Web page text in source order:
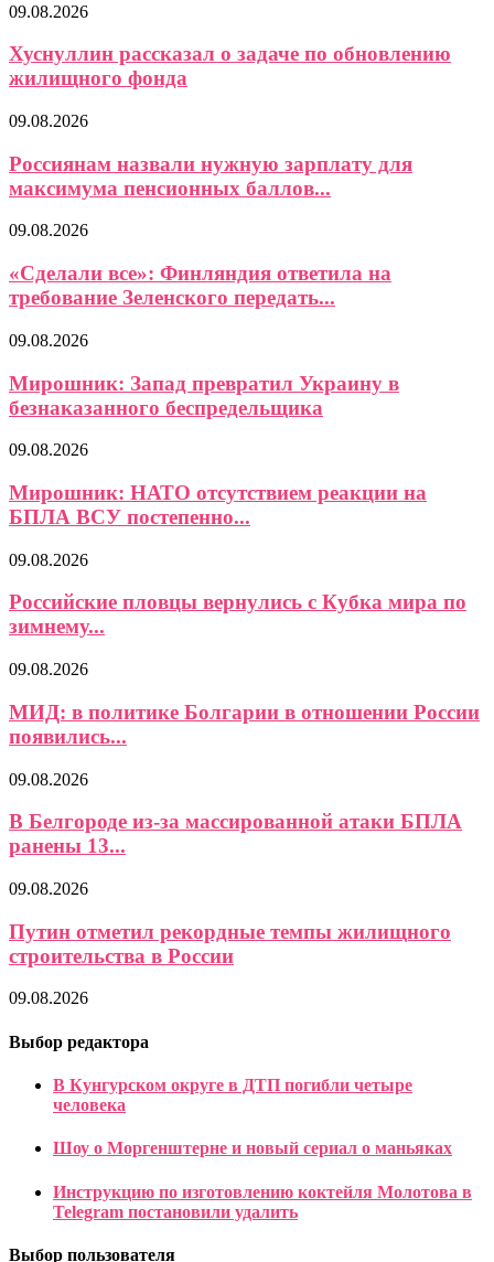
09.08.2026
Хуснуллин рассказал о задаче по обновлению
жилищного фонда
09.08.2026
Россиянам назвали нужную зарплату для
максимума пенсионных баллов...
09.08.2026
«Сделали все»: Финляндия ответила на
требование Зеленского передать...
09.08.2026
Мирошник: Запад превратил Украину в
безнаказанного беспредельщика
09.08.2026
Мирошник: НАТО отсутствием реакции на
БПЛА ВСУ постепенно...
09.08.2026
Российские пловцы вернулись с Кубка мира по
зимнему...
09.08.2026
МИД: в политике Болгарии в отношении России
появились...
09.08.2026
В Белгороде из-за массированной атаки БПЛА
ранены 13...
09.08.2026
Путин отметил рекордные темпы жилищного
строительства в России
09.08.2026
Выбор редактора
В Кунгурском округе в ДТП погибли четыре
человека
Шоу о Моргенштерне и новый сериал о маньяках
Инструкцию по изготовлению коктейля Молотова в
Telegram постановили удалить
Выбор пользователя